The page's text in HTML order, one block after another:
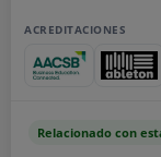
ACREDITACIONES
Relacionado con